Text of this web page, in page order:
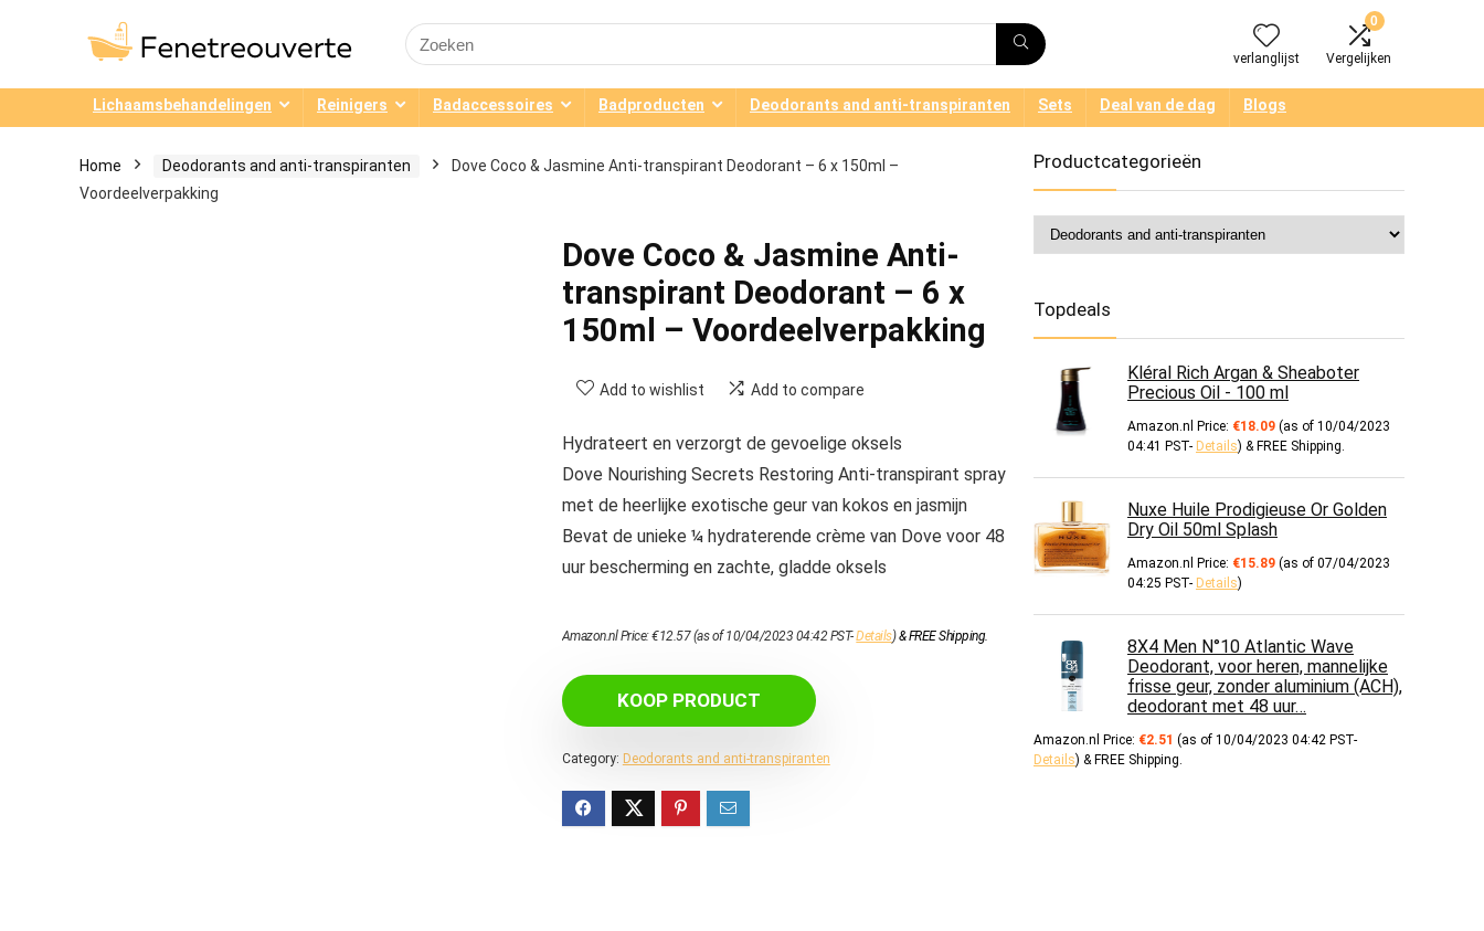
Search
for:
verlanglijst
0
Vergelijken
Lichaamsbehandelingen Reinigers Badaccessoires Badproducten Deodorants and anti-transpiranten Sets Deal van de dag Blogs
Home Deodorants and anti-transpiranten
Dove Coco & Jasmine Anti-transpirant Deodorant – 6 x 150ml –
Voordeelverpakking
Dove Coco & Jasmine Anti-
transpirant Deodorant – 6 x
150ml – Voordeelverpakking
Add to wishlist Add to compare
Hydrateert en verzorgt de gevoelige oksels
Dove Nourishing Secrets Restoring Anti-transpirant spray
met de heerlijke exotische geur van kokos en jasmijn
Bevat de unieke ¼ hydraterende crème van Dove voor 48
uur bescherming en zachte, gladde oksels
Amazon.nl Price:€12.57(as of 10/04/2023 04:42 PST-Details)&FREE Shipping.
KOOP PRODUCT
Category: Deodorants and anti-transpiranten
Productcategorieën
Topdeals
Kléral Rich Argan & Sheaboter
Precious Oil - 100 ml
Amazon.nl Price: €18.09 (as of 10/04/2023
04:41 PST- Details) & FREE Shipping.
Nuxe Huile Prodigieuse Or Golden
Dry Oil 50ml Splash
Amazon.nl Price: €15.89 (as of 07/04/2023
04:25 PST- Details)
8X4 Men N°10 Atlantic Wave
Deodorant, voor heren, mannelijke
frisse geur, zonder aluminium (ACH),
deodorant met 48 uur…
Amazon.nl Price: €2.51 (as of 10/04/2023 04:42 PST-
Details) & FREE Shipping.